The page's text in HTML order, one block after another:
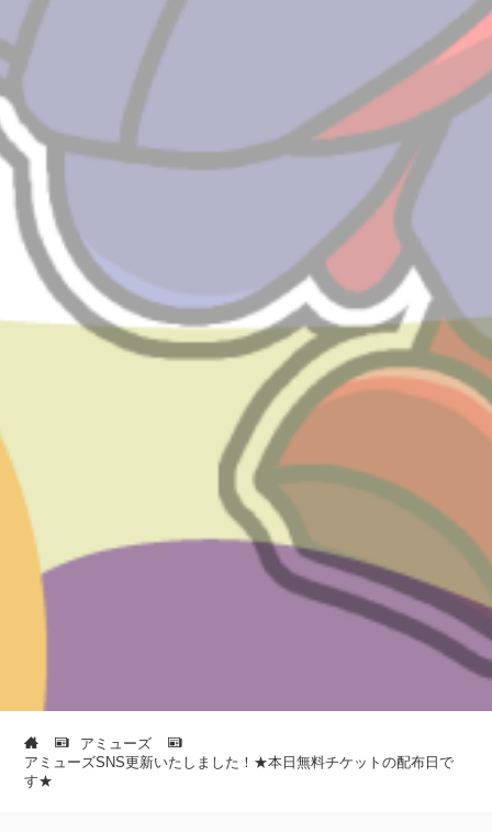
アミューズ
アミューズSNS更新いたしました！★本日無料チケットの配布日で
す★